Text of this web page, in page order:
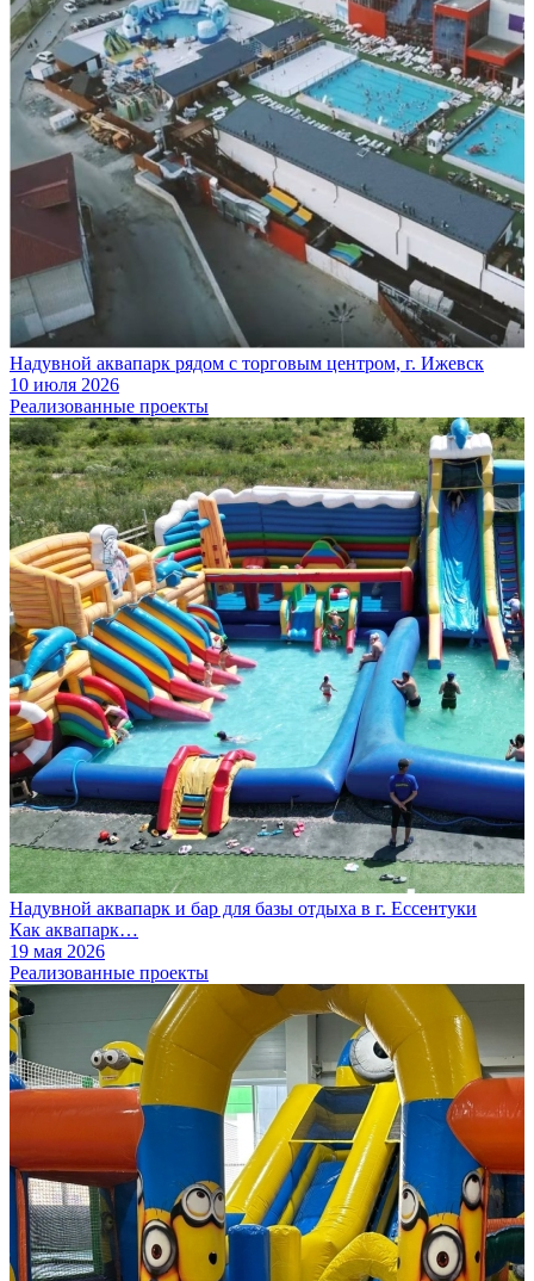
Надувной аквапарк рядом с торговым центром, г. Ижевск
10 июля 2026
Реализованные проекты
Надувной аквапарк и бар для базы отдыха в г. Ессентуки
Как аквапарк…
19 мая 2026
Реализованные проекты